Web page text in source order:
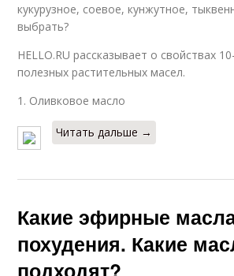
кукурузное, соевое, кунжутное,
выбрать?
HELLO.RU рассказывает о свойствах
полезных растительных масел.
1. Оливковое масло
Читать дальше →
Какие эфирные
похудения. Какие